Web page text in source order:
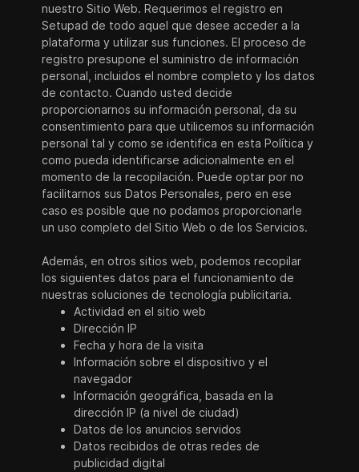
nuestro Sitio Web. Requerimos el registro en
Setupad de todo aquel que desee acceder a la
plataforma y utilizar sus funciones. El proceso de
registro presupone el suministro de información
personal, incluidos el nombre completo y los datos
de contacto. Cuando usted decide
proporcionarnos su información personal, da su
consentimiento para que utilicemos su información
personal tal y como se identifica en esta Política y
como pueda identificarse adicionalmente en el
momento de la recopilación. Puede optar por no
facilitarnos sus Datos Personales, pero en ese
caso es posible que no podamos proporcionarle
un uso completo del Sitio Web o de los Servicios.
Además, en otros sitios web, podemos recopilar
los siguientes datos para el funcionamiento de
nuestras soluciones de tecnología publicitaria.
Actividad en el sitio web
Dirección IP
Fecha y hora de la visita
Información sobre el dispositivo y el
navegador
Información geográfica, basada en la
dirección IP (a nivel de ciudad)
Datos de los anuncios servidos
Datos recibidos de otras redes de
publicidad digital